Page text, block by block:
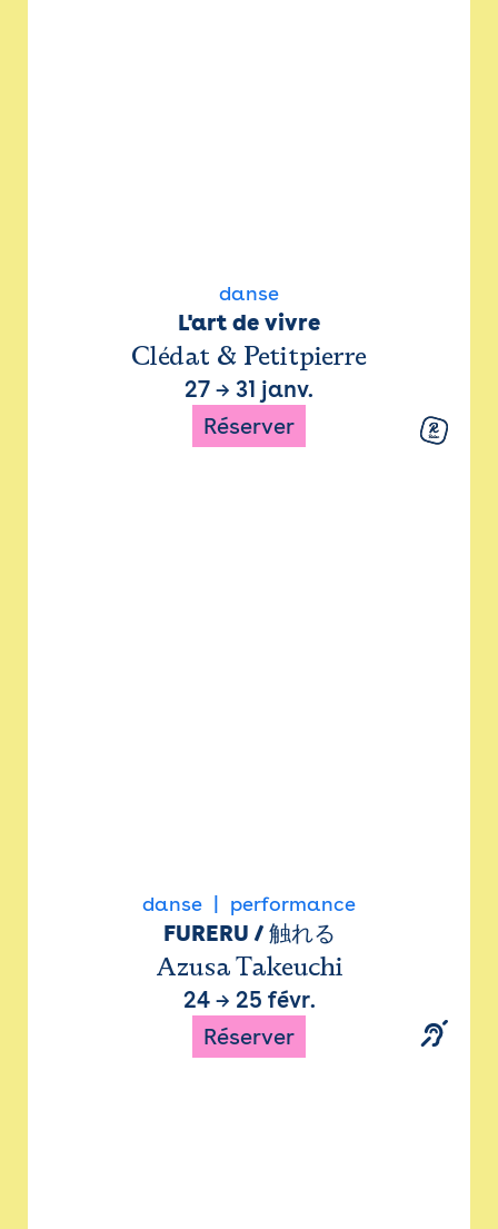
danse
L'art de vivre
Clédat & Petitpierre
27 → 31 janv.
Réserver
danse performance
FURERU / 触れる
Azusa Takeuchi
24→ 25 févr.
Réserver